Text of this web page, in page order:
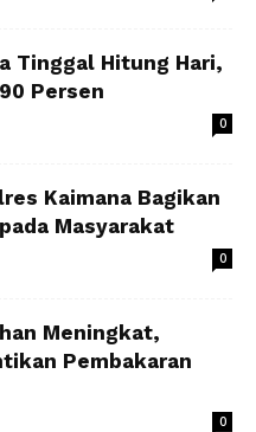
Tinggal Hitung Hari,
Persen
0
Kaimana Bagikan
Masyarakat
0
Meningkat,
Pembakaran
0